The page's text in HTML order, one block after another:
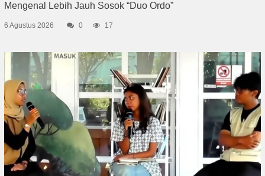
Mengenal Lebih Jauh Sosok “Duo Ordo”
6 Agustus 2026 0 17